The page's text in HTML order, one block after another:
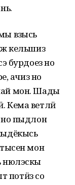
вӧзысь
кельшиз
бурдоез но
ачиз но
мон. Шады
Кема ветлӥ
пыдлон
мон
нюлэскы
потӥз со